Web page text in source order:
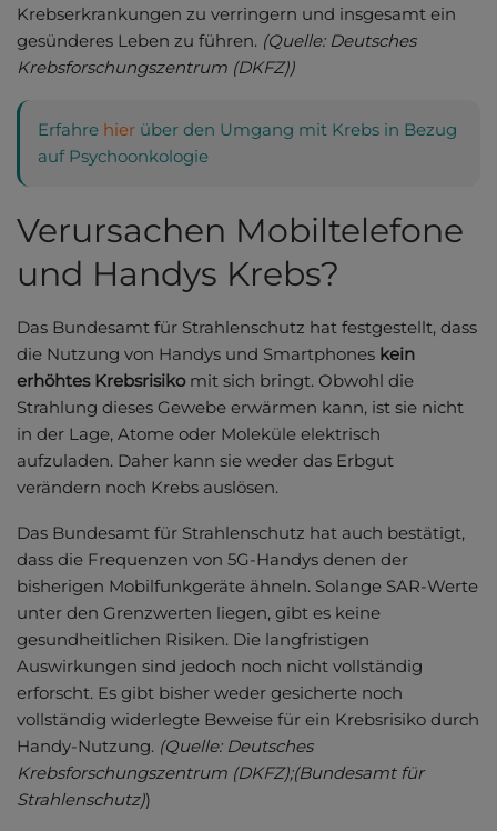
Krebserkrankungen zu verringern und insgesamt ein
gesünderes Leben zu führen. (Quelle: Deutsches
Krebsforschungszentrum (DKFZ))
Erfahre hier über den Umgang mit Krebs in Bezug
auf Psychoonkologie
Verursachen Mobiltelefone
und Handys Krebs?
Das Bundesamt für Strahlenschutz hat festgestellt, dass
die Nutzung von Handys und Smartphones kein
erhöhtes Krebsrisikomit sich bringt. Obwohl die
Strahlung dieses Gewebe erwärmen kann, ist sie nicht
in der Lage, Atome oder Moleküle elektrisch
aufzuladen. Daher kann sie weder das Erbgut
verändern noch Krebs auslösen.
Das Bundesamt für Strahlenschutz hat auch bestätigt,
dass die Frequenzen von 5G-Handys denen der
bisherigen Mobilfunkgeräte ähneln. Solange SAR-Werte
unter den Grenzwerten liegen, gibt es keine
gesundheitlichen Risiken. Die langfristigen
Auswirkungen sind jedoch noch nicht vollständig
erforscht. Es gibt bisher weder gesicherte noch
vollständig widerlegte Beweise für ein Krebsrisiko durch
Handy-Nutzung. (Quelle: Deutsches
Krebsforschungszentrum (DKFZ);(Bundesamt für
Strahlenschutz))